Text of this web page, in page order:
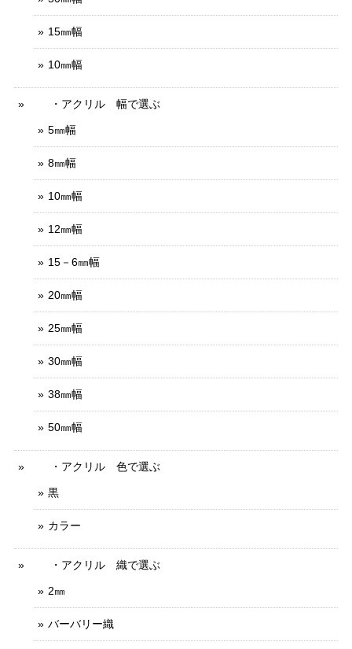
15㎜幅
10㎜幅
・アクリル 幅で選ぶ
5㎜幅
8㎜幅
10㎜幅
12㎜幅
15－6㎜幅
20㎜幅
25㎜幅
30㎜幅
38㎜幅
50㎜幅
・アクリル 色で選ぶ
黒
カラー
・アクリル 織で選ぶ
2㎜
バーバリー織